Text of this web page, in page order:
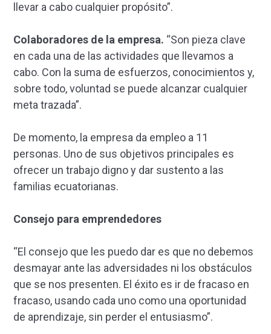
llevar a cabo cualquier propósito”.
Colaboradores de la empresa. “Son pieza clave
en cada una de las actividades que llevamos a
cabo. Con la suma de esfuerzos, conocimientos y,
sobre todo, voluntad se puede alcanzar cualquier
meta trazada”.
De momento, la empresa da empleo a 11
personas. Uno de sus objetivos principales es
ofrecer un trabajo digno y dar sustento a las
familias ecuatorianas.
Consejo para emprendedores
“El consejo que les puedo dar es que no debemos
desmayar ante las adversidades ni los obstáculos
que se nos presenten. El éxito es ir de fracaso en
fracaso, usando cada uno como una oportunidad
de aprendizaje, sin perder el entusiasmo”.